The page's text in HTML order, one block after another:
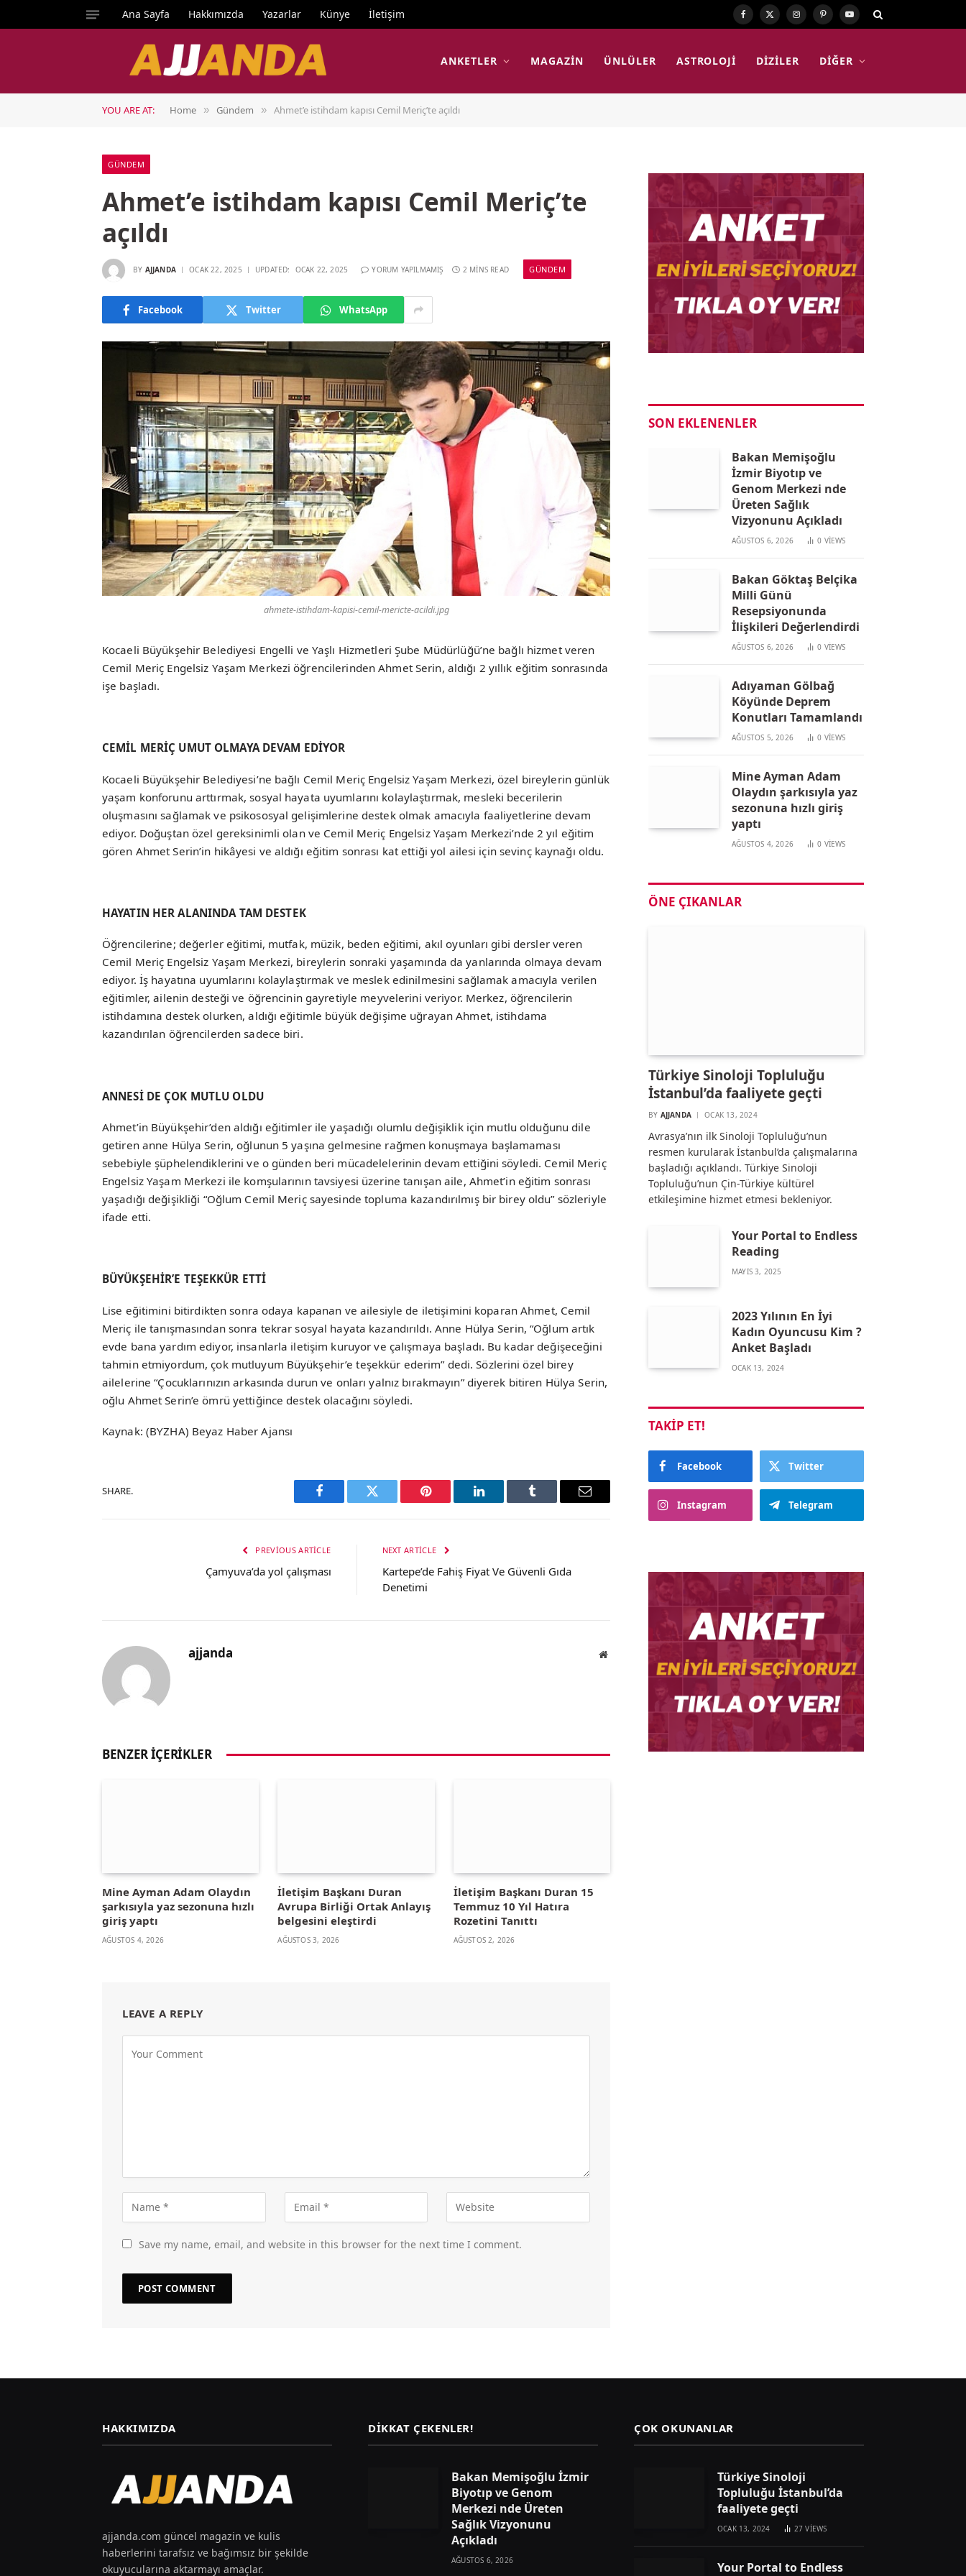
Ana Sayfa Hakkımızda Yazarlar Künye İletişim Facebook
X
Instagram
PinterestYouTube
ANKETLER MAGAZIN ÜNLÜLER ASTROLOJI DIZILER DIĞER
YOU ARE AT: Home » Gündem » Ahmet’e istihdam kapısı Cemil Meriç’te açıldı
GÜNDEM
Ahmet’e istihdam kapısı Cemil Meriç’te
açıldı
BY AJJANDA OCAK 22, 2025 UPDATED: OCAK 22, 2025 YORUM YAPILMAMIŞ 2 MINS READ GÜNDEM
Facebook Twitter WhatsApp
ahmete-istihdam-kapisi-cemil-mericte-acildi.jpg
Kocaeli Büyükşehir Belediyesi Engelli ve Yaşlı Hizmetleri Şube Müdürlüğü’ne bağlı hizmet veren
Cemil Meriç Engelsiz Yaşam Merkezi öğrencilerinden Ahmet Serin, aldığı 2 yıllık eğitim sonrasında
işe başladı.
CEMİL MERİÇ UMUT OLMAYA DEVAM EDİYOR
Kocaeli Büyükşehir Belediyesi’ne bağlı Cemil Meriç Engelsiz Yaşam Merkezi, özel bireylerin günlük
yaşam konforunu arttırmak, sosyal hayata uyumlarını kolaylaştırmak, mesleki becerilerin
oluşmasını sağlamak ve psikososyal gelişimlerine destek olmak amacıyla faaliyetlerine devam
ediyor. Doğuştan özel gereksinimli olan ve Cemil Meriç Engelsiz Yaşam Merkezi’nde 2 yıl eğitim
gören Ahmet Serin’in hikâyesi ve aldığı eğitim sonrası kat ettiği yol ailesi için sevinç kaynağı oldu.
HAYATIN HER ALANINDA TAM DESTEK
Öğrencilerine; değerler eğitimi, mutfak, müzik, beden eğitimi, akıl oyunları gibi dersler veren
Cemil Meriç Engelsiz Yaşam Merkezi, bireylerin sonraki yaşamında da yanlarında olmaya devam
ediyor. İş hayatına uyumlarını kolaylaştırmak ve meslek edinilmesini sağlamak amacıyla verilen
eğitimler, ailenin desteği ve öğrencinin gayretiyle meyvelerini veriyor. Merkez, öğrencilerin
istihdamına destek olurken, aldığı eğitimle büyük değişime uğrayan Ahmet, istihdama
kazandırılan öğrencilerden sadece biri.
ANNESİ DE ÇOK MUTLU OLDU
Ahmet’in Büyükşehir’den aldığı eğitimler ile yaşadığı olumlu değişiklik için mutlu olduğunu dile
getiren anne Hülya Serin, oğlunun 5 yaşına gelmesine rağmen konuşmaya başlamaması
sebebiyle şüphelendiklerini ve o günden beri mücadelelerinin devam ettiğini söyledi. Cemil Meriç
Engelsiz Yaşam Merkezi ile komşularının tavsiyesi üzerine tanışan aile, Ahmet’in eğitim sonrası
yaşadığı değişikliği “Oğlum Cemil Meriç sayesinde topluma kazandırılmış bir birey oldu” sözleriyle
ifade etti.
BÜYÜKŞEHİR’E TEŞEKKÜR ETTİ
Lise eğitimini bitirdikten sonra odaya kapanan ve ailesiyle de iletişimini koparan Ahmet, Cemil
Meriç ile tanışmasından sonra tekrar sosyal hayata kazandırıldı. Anne Hülya Serin, “Oğlum artık
evde bana yardım ediyor, insanlarla iletişim kuruyor ve çalışmaya başladı. Bu kadar değişeceğini
tahmin etmiyordum, çok mutluyum Büyükşehir’e teşekkür ederim” dedi. Sözlerini özel birey
ailelerine “Çocuklarınızın arkasında durun ve onları yalnız bırakmayın” diyerek bitiren Hülya Serin,
oğlu Ahmet Serin’e ömrü yettiğince destek olacağını söyledi.
Kaynak: (BYZHA) Beyaz Haber Ajansı
SHARE.
Facebook Twitter Pinterest LinkedIn Tumblr Email
PREVIOUS ARTICLE
Çamyuva’da yol çalışması
NEXT ARTICLE
Kartepe’de Fahiş Fiyat Ve Güvenli Gıda
Denetimi
ajjanda Website
BENZER İÇERIKLER
Mine Ayman Adam Olaydın
şarkısıyla yaz sezonuna hızlı
giriş yaptı
AĞUSTOS 4, 2026
İletişim Başkanı Duran
Avrupa Birliği Ortak Anlayış
belgesini eleştirdi
AĞUSTOS 3, 2026
İletişim Başkanı Duran 15
Temmuz 10 Yıl Hatıra
Rozetini Tanıttı
AĞUSTOS 2, 2026
LEAVE A REPLY
Save my name, email, and website in this browser for the next time I comment.
SON EKLENENLER
Bakan Memişoğlu
İzmir Biyotıp ve
Genom Merkezi nde
Üreten Sağlık
Vizyonunu Açıkladı
AĞUSTOS 6, 2026 0 VIEWS
Bakan Göktaş Belçika
Milli Günü
Resepsiyonunda
İlişkileri Değerlendirdi
AĞUSTOS 6, 2026 0 VIEWS
Adıyaman Gölbağ
Köyünde Deprem
Konutları Tamamlandı
AĞUSTOS 5, 2026 0 VIEWS
Mine Ayman Adam
Olaydın şarkısıyla yaz
sezonuna hızlı giriş
yaptı
AĞUSTOS 4, 2026 0 VIEWS
ÖNE ÇIKANLAR
Türkiye Sinoloji Topluluğu
İstanbul’da faaliyete geçti
BY AJJANDA OCAK 13, 2024
Avrasya’nın ilk Sinoloji Topluluğu’nun
resmen kurularak İstanbul’da çalışmalarına
başladığı açıklandı. Türkiye Sinoloji
Topluluğu’nun Çin-Türkiye kültürel
etkileşimine hizmet etmesi bekleniyor.
Your Portal to Endless
Reading
MAYIS 3, 2025
2023 Yılının En İyi
Kadın Oyuncusu Kim ?
Anket Başladı
OCAK 13, 2024
TAKIP ET!
Facebook Twitter
Instagram Telegram
HAKKIMIZDA
ajjanda.com güncel magazin ve kulis
haberlerini tarafsız ve bağımsız bir şekilde
okuyucularına aktarmayı amaçlar.
DIKKAT ÇEKENLER!
Bakan Memişoğlu İzmir
Biyotıp ve Genom
Merkezi nde Üreten
Sağlık Vizyonunu
Açıkladı
AĞUSTOS 6, 2026
ÇOK OKUNANLAR
Türkiye Sinoloji
Topluluğu İstanbul’da
faaliyete geçti
OCAK 13, 2024 27VIEWS
Your Portal to Endless